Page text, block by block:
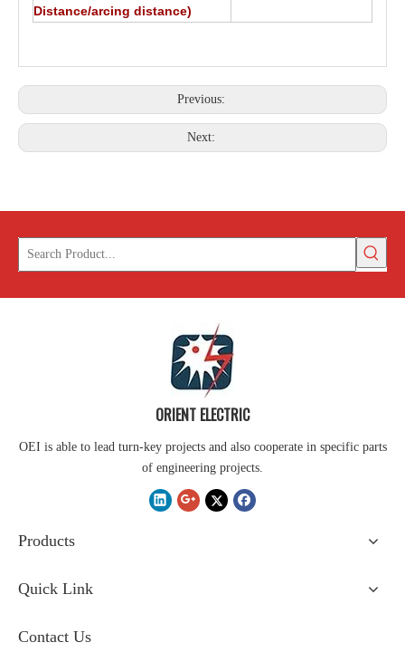
Distance/arcing distance)
Previous:
Next:
ORIENT ELECTRIC
OEI is able to lead turn-key projects and also cooperate in specific parts
of engineering projects.
Products
Quick Link
Contact Us